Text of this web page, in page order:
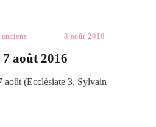
8 août 2016
août 2016
août (Ecclésiate 3, Sylvain